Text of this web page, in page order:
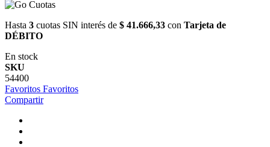
Hasta 3 cuotas SIN interés de $ 41.666,33 con Tarjeta de
DÉBITO
En stock
SKU
54400
Favoritos Favoritos
Compartir